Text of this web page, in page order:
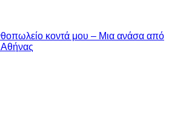
κοντά μου – Μια ανάσα από
Αθήνας